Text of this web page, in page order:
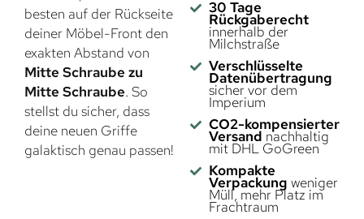
besten auf der Rückseite
deiner Möbel-Front den
exakten Abstand von
Mitte Schraube zu
Mitte Schraube. So
stellst du sicher, dass
deine neuen Griffe
galaktisch genau passen!
30 Tage
Rückgaberecht
innerhalb der
Milchstraße
Verschlüsselte
Datenübertragung
sicher vor dem
Imperium
CO2-kompensierter
Versand nachhaltig
mit DHL GoGreen
Kompakte
Verpackung weniger
Müll, mehr Platz im
Frachtraum